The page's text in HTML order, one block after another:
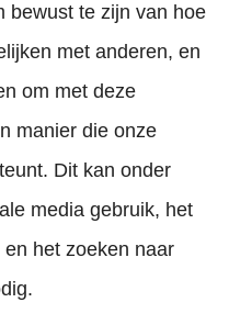
bewust te zijn van hoe
met anderen, en
om met deze
manier die onze
Dit kan onder
media gebruik, het
het zoeken naar